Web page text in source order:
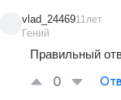
vlad_24469
Гений
11лет
Правильный
0